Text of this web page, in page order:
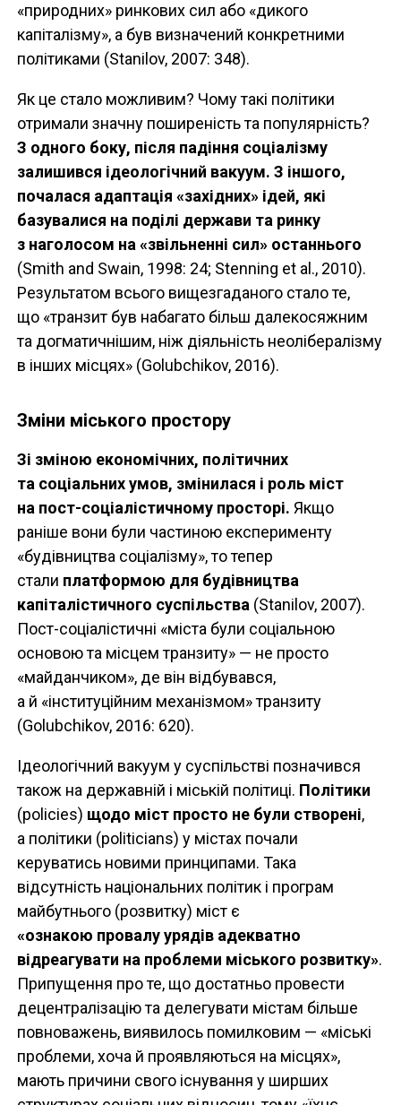
«природних» ринкових сил або «дикого
капіталізму», а був визначений конкретними
політиками (Stanilov, 2007: 348).
Як це стало можливим? Чому такі політики
отримали значну поширеність та популярність?
З одного боку, після падіння соціалізму
залишився ідеологічний вакуум. З іншого,
почалася адаптація «західних» ідей, які
базувалися на поділі держави та ринку
з наголосом на «звільненні сил» останнього
(Smith and Swain, 1998: 24; Stenning et al., 2010).
Результатом всього вищезгаданого стало те,
що «транзит був набагато більш далекосяжним
та догматичнішим, ніж діяльність неолібералізму
в інших місцях» (Golubchikov, 2016).
Зміни міського простору
Зі зміною економічних, політичних
та соціальних умов, змінилася і роль міст
на пост-соціалістичному просторі. Якщо
раніше вони були частиною експерименту
«будівництва соціалізму», то тепер
стали платформою для будівництва
капіталістичного суспільства (Stanilov, 2007).
Пост-соціалістичні «міста були соціальною
основою та місцем транзиту» — не просто
«майданчиком», де він відбувався,
а й «інституційним механізмом» транзиту
(Golubchikov, 2016: 620).
Ідеологічний вакуум у суспільстві позначився
також на державній і міській політиці. Політики
(policies) щодо міст просто не були створені,
а політики (politicians) у містах почали
керуватись новими принципами. Така
відсутність національних політик і програм
майбутнього (розвитку) міст є
«ознакою провалу урядів адекватно
відреагувати на проблеми міського розвитку».
Припущення про те, що достатньо провести
децентралізацію та делегувати містам більше
повноважень, виявилось помилковим — «міські
проблеми, хоча й проявляються на місцях»,
мають причини свого існування у ширших